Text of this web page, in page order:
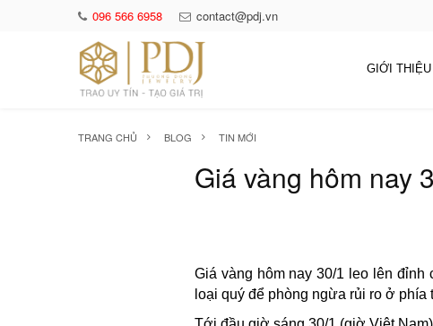
096 566 6958 contact@pdj.vn
GIỚI THIỆU
TRANG CHỦ BLOG TIN MỚI
Giá vàng hôm nay
Giá vàng hôm nay 30/1 leo lên đỉnh
loại quý để phòng ngừa rủi ro ở phía